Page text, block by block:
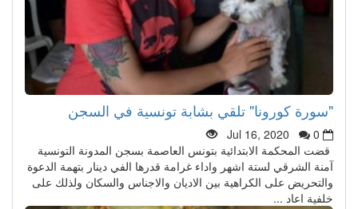
"سورة كورونا" تلقي بشابة تونسية في السجن
Jul 16, 2020
0
قضت المحكمة الابتدائية بتونس العاصمة بسجن المدونة التونسية
آمنة الشرقي لستة اشهر واداء غرامة قدرها الفي دينار بتهمة الدعوة
والتحريض على الكراهية بين الاديان والاجناس والسكان ولذلك على
خلفية اعاد ...